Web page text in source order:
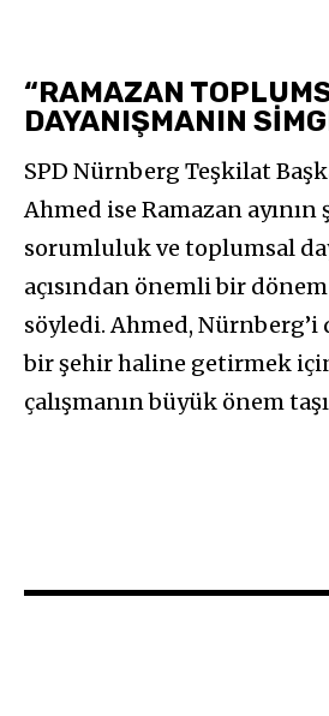
“RAMAZAN
DAYANIŞMANIN
SPD Nürnberg Teşkilat
Ahmed ise Ramazan ayının
sorumluluk ve toplumsal
açısından önemli bir
söyledi. Ahmed, Nürnberg’i
bir şehir haline getirmek
çalışmanın büyük önem